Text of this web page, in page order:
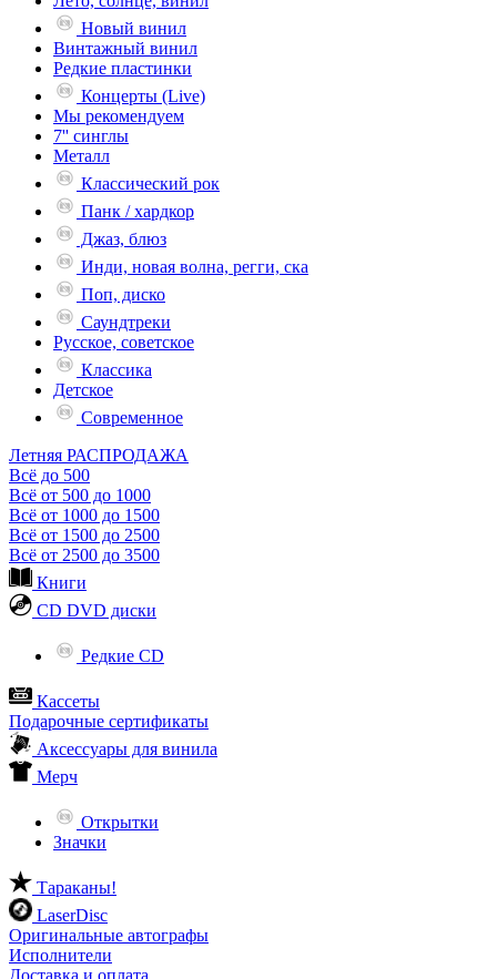
Новый винил
Винтажный винил
Редкие пластинки
Концерты (Live)
Мы рекомендуем
7'' синглы
Металл
Классический рок
Панк / хардкор
Джаз, блюз
Инди, новая волна, регги, ска
Поп, диско
Саундтреки
Русское, советское
Классика
Детское
Современное
Летняя РАСПРОДАЖА
Всё до 500
Всё от 500 до 1000
Всё от 1000 до 1500
Всё от 1500 до 2500
Всё от 2500 до 3500
Книги
CD DVD диски
Редкие CD
Кассеты
Подарочные сертификаты
Аксессуары для винила
Мерч
Открытки
Значки
Тараканы!
LaserDisc
Оригинальные автографы
Исполнители
Доставка и оплата